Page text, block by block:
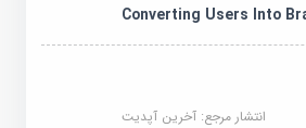
Converting Users Into
انتشار مرجع:آخرین آپدیت